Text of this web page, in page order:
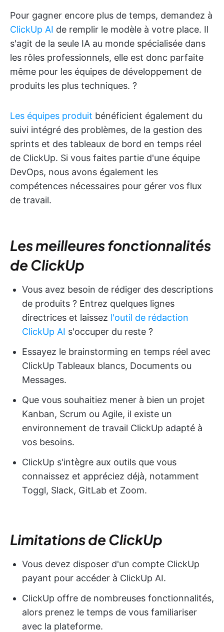
Pour gagner encore plus de temps, demandez à
ClickUp AI de remplir le modèle à votre place. Il
s'agit de la seule IA au monde spécialisée dans
les rôles professionnels, elle est donc parfaite
même pour les équipes de développement de
produits les plus techniques. ?️
Les équipes produit bénéficient également du
suivi intégré des problèmes, de la gestion des
sprints et des tableaux de bord en temps réel
de ClickUp. Si vous faites partie d'une équipe
DevOps, nous avons également les
compétences nécessaires pour gérer vos flux
de travail.
Les meilleures fonctionnalités
de ClickUp
Vous avez besoin de rédiger des descriptions
de produits ? Entrez quelques lignes
directrices et laissez l'outil de rédaction
ClickUp AI s'occuper du reste ?
Essayez le brainstorming en temps réel avec
ClickUp Tableaux blancs, Documents ou
Messages.
Que vous souhaitiez mener à bien un projet
Kanban, Scrum ou Agile, il existe un
environnement de travail ClickUp adapté à
vos besoins.
ClickUp s'intègre aux outils que vous
connaissez et appréciez déjà, notamment
Toggl, Slack, GitLab et Zoom.
Limitations de ClickUp
Vous devez disposer d'un compte ClickUp
payant pour accéder à ClickUp AI.
ClickUp offre de nombreuses fonctionnalités,
alors prenez le temps de vous familiariser
avec la plateforme.